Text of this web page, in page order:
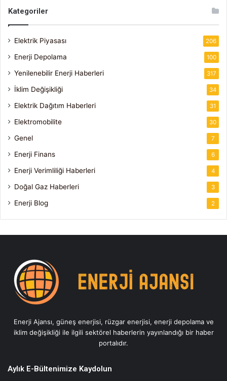
Kategoriler
Elektrik Piyasası 206
Enerji Depolama 100
Yenilenebilir Enerji Haberleri 317
İklim Değişikliği 34
Elektrik Dağıtım Haberleri 31
Elektromobilite 30
Genel 7
Enerji Finans 6
Enerji Verimliliği Haberleri 4
Doğal Gaz Haberleri 3
Enerji Blog 2
Enerji Ajansı, güneş enerjisi, rüzgar enerjisi, enerji depolama ve
iklim değişikliği ile ilgili sektörel haberlerin yayınlandığı bir haber
portalıdır.
Aylık E-Bültenimize Kaydolun